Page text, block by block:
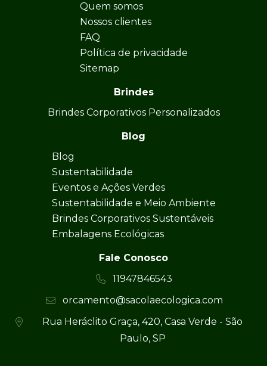
Quem somos
Nossos clientes
FAQ
Política de privacidade
Sitemap
Brindes
Brindes Corporativos Personalizados
Blog
Blog
Sustentabilidade
Eventos e Ações Verdes
Sustentabilidade e Meio Ambiente
Brindes Corporativos Sustentáveis
Embalagens Ecológicas
Fale Conosco
11947846543
orcamento@sacolaecologica.com
Rua Heráclito Graça, 420, Casa Verde - São
Paulo, SP